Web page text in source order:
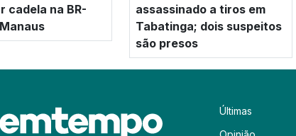
cadela na BR-
assassinado a tiros em
Tabatinga; dois suspeitos
são presos
Últimas